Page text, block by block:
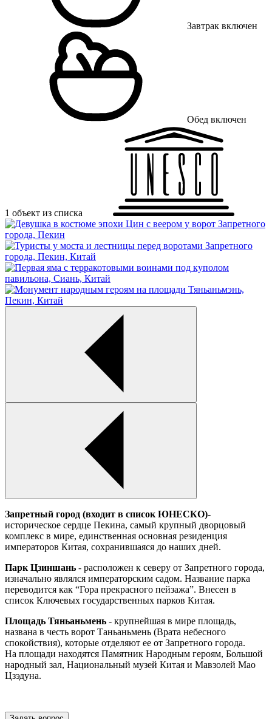
Завтрак включен
Обед включен
1 объект из списка
Запретный город (входит в список ЮНЕСКО)-
историческое сердце Пекина, самый крупный дворцовый
комплекс в мире, единственная основная резиденция
императоров Китая, сохранившаяся до наших дней.
Парк Цзиншань - расположен к северу от Запретного города,
изначально являлся императорским садом. Название парка
переводится как “Гора прекрасного пейзажа”. Внесен в
список Ключевых государственных парков Китая.
Площадь Тяньаньмень - крупнейшая в мире площадь,
названа в честь ворот Таньаньмень (Врата небесного
спокойствия), которые отделяют ее от Запретного города.
На площади находятся Памятник Народным героям, Большой
народный зал, Национальный музей Китая и Мавзолей Мао
Цзэдуна.